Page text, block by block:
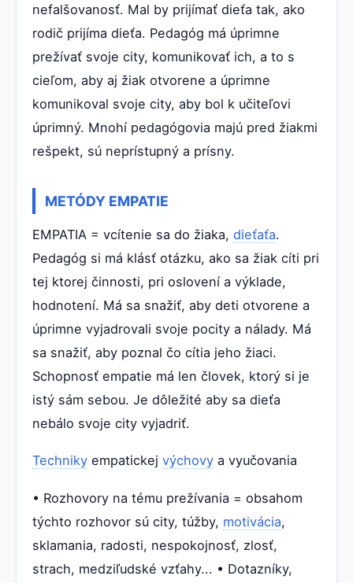
nefalšovanosť. Mal by prijímať dieťa tak, ako
rodič prijíma dieťa. Pedagóg má úprimne
prežívať svoje city, komunikovať ich, a to s
cieľom, aby aj žiak otvorene a úprimne
komunikoval svoje city, aby bol k učiteľovi
úprimný. Mnohí pedagógovia majú pred žiakmi
rešpekt, sú neprístupný a prísny.
METÓDY EMPATIE
EMPATIA = vcítenie sa do žiaka, dieťaťa.
Pedagóg si má klásť otázku, ako sa žiak cíti pri
tej ktorej činnosti, pri oslovení a výklade,
hodnotení. Má sa snažiť, aby deti otvorene a
úprimne vyjadrovali svoje pocity a nálady. Má
sa snažiť, aby poznal čo cítia jeho žiaci.
Schopnosť empatie má len človek, ktorý si je
istý sám sebou. Je dôležité aby sa dieťa
nebálo svoje city vyjadriť.
Techniky empatickej výchovy a vyučovania
• Rozhovory na tému prežívania = obsahom
týchto rozhovor sú city, túžby, motivácia,
sklamania, radosti, nespokojnosť, zlosť,
strach, medziľudské vzťahy... • Dotazníky,